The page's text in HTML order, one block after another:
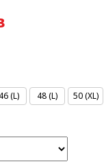
46 (L) 48 (L) 50 (XL)